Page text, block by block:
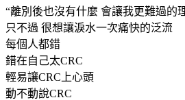
“離別後也沒有什麼 會讓我更難過的
只不過 很想讓淚水一次痛快的泛流
每個人都錯
錯在自己太CRC
輕易讓CRC上心頭
動不動說CRC